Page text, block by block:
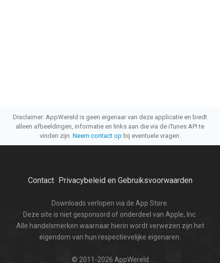
Disclaimer: AppWereld is geen eigenaar van deze applicatie en biedt
alleen afbeeldingen, informatie en links aan die via de iTunes API te
vinden zijn. Neem contact op bij eventuele vragen.
Contact· Privacybeleid en Gebruiksvoorwaarden
Downloads verlopen via de App Store.
Deze site is niet gesponsord of onderdeel van Apple, Inc.
Alle handelsmerken waarnaar hierin wordt verwezen zijn het
eigendom van hun respectievelijke eigenaren.
© 2011-2026 AppWereld